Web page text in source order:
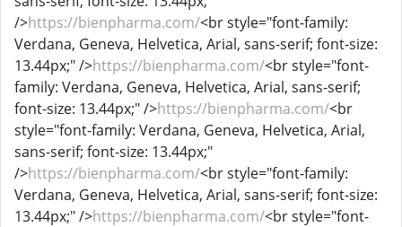
/>https://bienpharma.com/<br style="font-family:
Verdana, Geneva, Helvetica, Arial, sans-serif; font-size:
13.44px;" />https://bienpharma.com/<br style="font-
family: Verdana, Geneva, Helvetica, Arial, sans-serif;
font-size: 13.44px;" />https://bienpharma.com/<br
style="font-family: Verdana, Geneva, Helvetica, Arial,
sans-serif; font-size: 13.44px;"
/>https://bienpharma.com/<br style="font-family:
Verdana, Geneva, Helvetica, Arial, sans-serif; font-size:
13.44px;" />https://bienpharma.com/<br style="font-